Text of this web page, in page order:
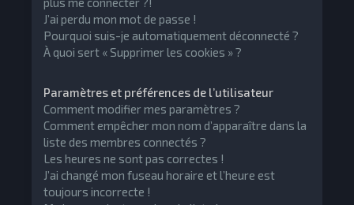
J’ai perdu mon mot de passe !
Pourquoi suis-je automatiquement déconnecté ?
À quoi sert « Supprimer les cookies » ?
Paramètres et préférences de l’utilisateur
Comment modifier mes paramètres ?
Comment empêcher mon nom d’apparaître dans la
liste des membres connectés ?
Les heures ne sont pas correctes !
J’ai changé mon fuseau horaire et l’heure est
toujours incorrecte !